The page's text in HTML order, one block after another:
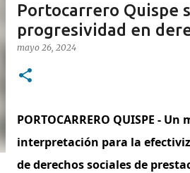
Portocarrero Quispe
progresividad en
mayo 26, 2024
PORTOCARRERO QUISPE - Un
interpretación para la
de derechos sociales de